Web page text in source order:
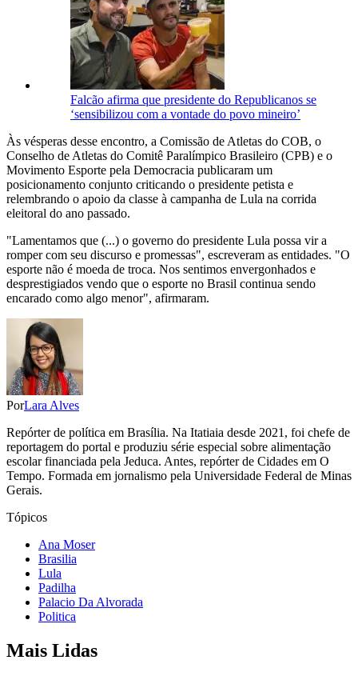
Falcão afirma que presidente do Republicanos se
‘sensibilizou com a vontade do povo mineiro’
Às vésperas desse encontro, a Comissão de Atletas do COB, o
Conselho de Atletas do Comitê Paralímpico Brasileiro (CPB) e o
Movimento Esporte pela Democracia publicaram um
posicionamento conjunto criticando o presidente petista e
relembrando o apoio da classe à campanha de Lula na corrida
eleitoral do ano passado.
"Lamentamos que (...) o governo do presidente Lula possa vir a
romper com seu discurso e promessas", escreveram as entidades. "O
esporte não é moeda de troca. Nos sentimos envergonhados e
desprestigiados vendo que o esporte no Brasil continua sendo
encarado como algo menor", afirmaram.
PorLara Alves
Repórter de política em Brasília. Na Itatiaia desde 2021, foi chefe de
reportagem do portal e produziu série especial sobre alimentação
escolar financiada pela Jeduca. Antes, repórter de Cidades em O
Tempo. Formada em jornalismo pela Universidade Federal de Minas
Gerais.
Tópicos
Ana Moser
Brasilia
Lula
Padilha
Palacio Da Alvorada
Politica
Mais Lidas